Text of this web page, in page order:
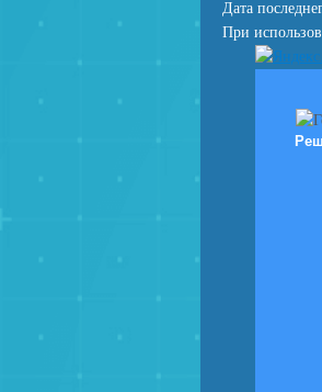
Дата
При